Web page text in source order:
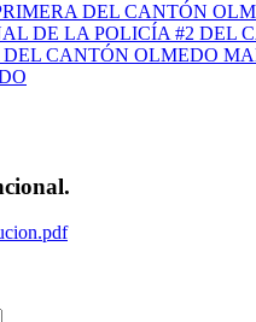
DEL CANTÓN
DE LA POLICÍA #2 DEL
DEL CANTÓN OLMEDO